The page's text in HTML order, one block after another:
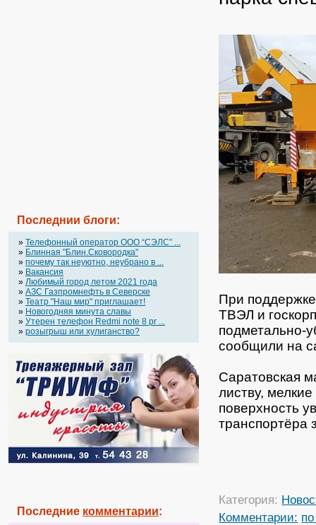
Последнии блоги:
» Телефонный оператор OOO “СЭЛС” ...
» Блинная "Блин.Сковородка"
» почему так неуютно, неубрано в ...
» Вакансия
» Любимый город летом 2021 года
» АЗС Газпромнефть в Северске
» Театр "Наш мир" приглашает!
» Новогодняя минута славы
» Утерен телефон Redmi note 8 pr ...
» розыгрыш или хулиганство?
Последние комментарии:
При
ТВЭЛ и
подметально-
сообщили на
Саратовская
листву,
поверхность
транспортёра
Категория:
Комментарии: